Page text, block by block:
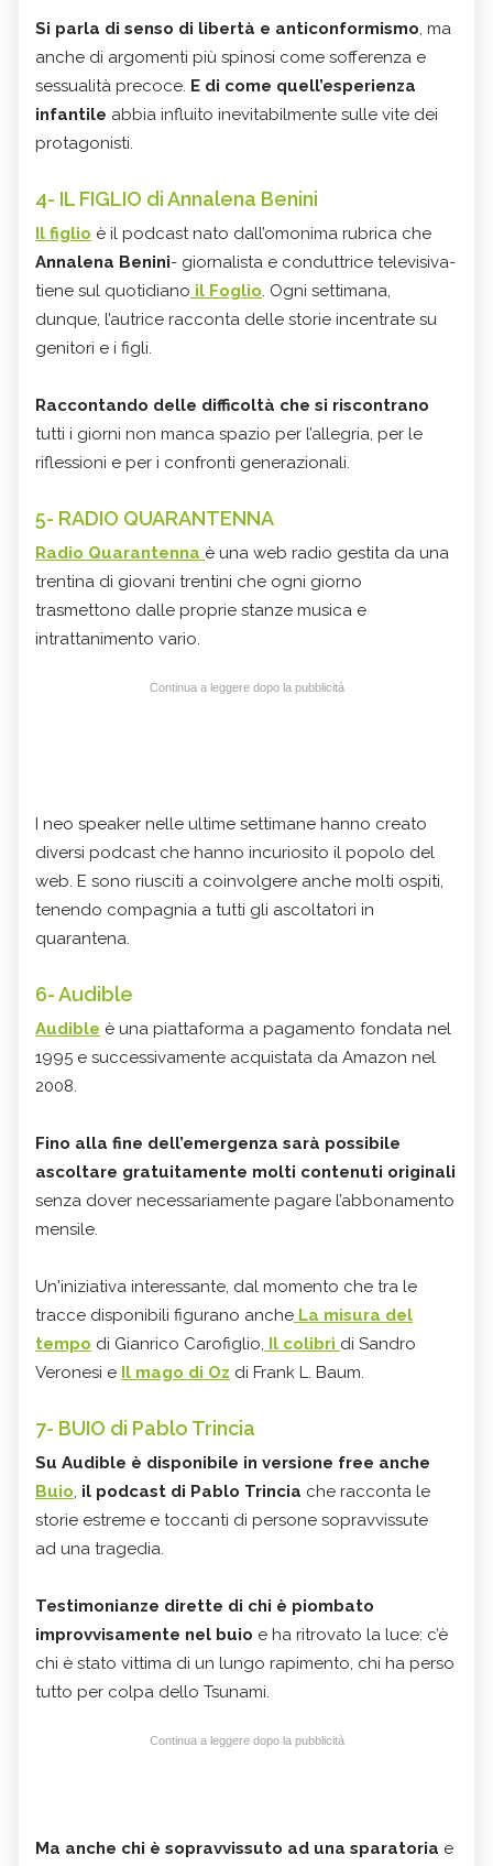
Si parla di senso di libertà e anticonformismo, ma
anche di argomenti più spinosi come sofferenza e
sessualità precoce. E di come quell’esperienza
infantile abbia influito inevitabilmente sulle vite dei
protagonisti.
4- IL FIGLIO di Annalena Benini
l figlio è il podcast nato dall’omonima rubrica che
Annalena Benini- giornalista e conduttrice televisiva-
tiene sul quotidiano il Foglio. Ogni settimana,
dunque, l’autrice racconta delle storie incentrate su
genitori e i figli.
Raccontando delle difficoltà che si riscontrano
tutti i giorni non manca spazio per l’allegria, per le
riflessioni e per i confronti generazionali.
5- RADIO QUARANTENNA
Radio Quarantenna è una web radio gestita da una
trentina di giovani trentini che ogni giorno
trasmettono dalle proprie stanze musica e
intrattanimento vario.
Continua a leggere dopo la pubblicità
I neo speaker nelle ultime settimane hanno creato
diversi podcast che hanno incuriosito il popolo del
web. E sono riusciti a coinvolgere anche molti ospiti,
tenendo compagnia a tutti gli ascoltatori in
quarantena.
6- Audible
Audible è una piattaforma a pagamento fondata nel
1995 e successivamente acquistata da Amazon nel
2008.
Fino alla fine dell’emergenza sarà possibile
ascoltare gratuitamente molti contenuti originali
senza dover necessariamente pagare l’abbonamento
mensile.
Un'iniziativa interessante, dal momento che tra le
tracce disponibili figurano anche La misura del
tempo di Gianrico Carofiglio, Il colibrì di Sandro
Veronesi e Il mago di Oz di Frank L. Baum.
7- BUIO di Pablo Trincia
Su Audible è disponibile in versione free anche
Buio, il podcast di Pablo Trincia che racconta le
storie estreme e toccanti di persone sopravvissute
ad una tragedia.
Testimonianze dirette di chi è piombato
improvvisamente nel buio e ha ritrovato la luce: c’è
chi è stato vittima di un lungo rapimento, chi ha perso
tutto per colpa dello Tsunami.
Continua a leggere dopo la pubblicità
Ma anche chi è sopravvissuto ad una sparatoria e